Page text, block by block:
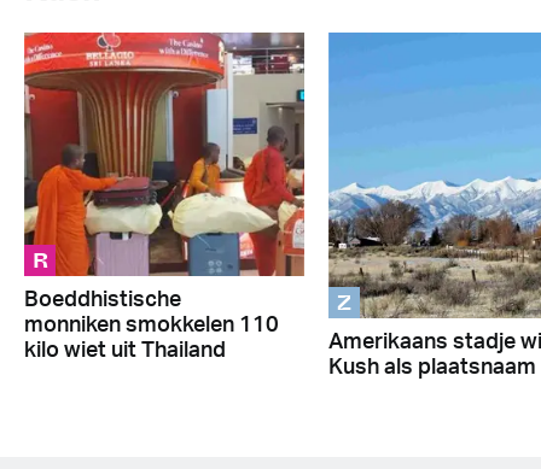
R
Boeddhistische
monniken smokkelen 110
kilo wiet uit Thailand
Z
Amerikaans stadje
Kush als plaatsnaam